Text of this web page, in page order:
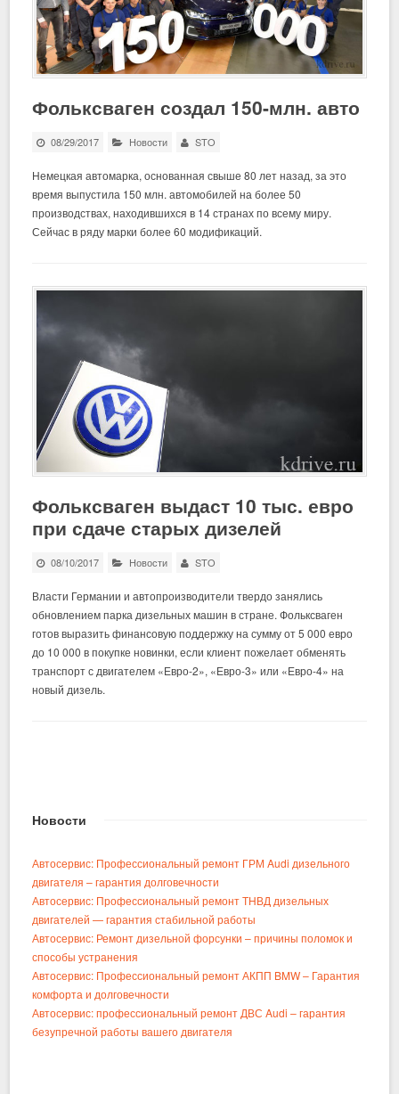
Фольксваген создал 150-млн. авто
08/29/2017 Новости STO
Немецкая автомарка, основанная свыше 80 лет назад, за это
время выпустила 150 млн. автомобилей на более 50
производствах, находившихся в 14 странах по всему миру.
Сейчас в ряду марки более 60 модификаций.
Фольксваген выдаст 10 тыс. евро
при сдаче старых дизелей
08/10/2017 Новости STO
Власти Германии и автопроизводители твердо занялись
обновлением парка дизельных машин в стране. Фольксваген
готов выразить финансовую поддержку на сумму от 5 000 евро
до 10 000 в покупке новинки, если клиент пожелает обменять
транспорт с двигателем «Евро-2», «Евро-3» или «Евро-4» на
новый дизель.
Новости
Автосервис: Профессиональный ремонт ГРМ Audi дизельного
двигателя – гарантия долговечности
Автосервис: Профессиональный ремонт ТНВД дизельных
двигателей — гарантия стабильной работы
Автосервис: Ремонт дизельной форсунки – причины поломок и
способы устранения
Автосервис: Профессиональный ремонт АКПП BMW – Гарантия
комфорта и долговечности
Автосервис: профессиональный ремонт ДВС Audi – гарантия
безупречной работы вашего двигателя